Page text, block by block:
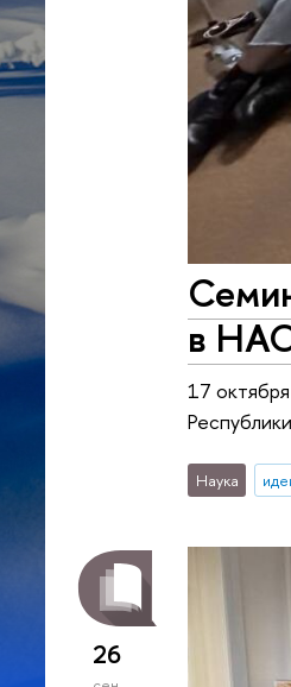
в
17
Наука
26